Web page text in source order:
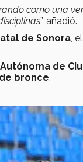
como una
”, añadió.
de Sonora, el
de
bronce.